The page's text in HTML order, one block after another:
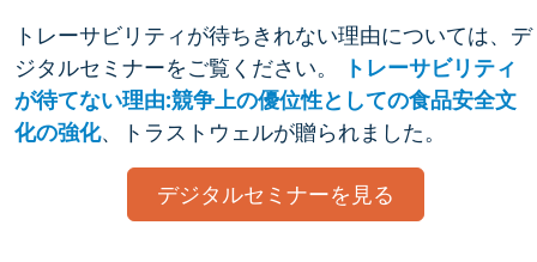
トレーサビリティが待ちきれない理由については、デ
ジタルセミナーをご覧ください。
トレーサビリティ
が待てない理由:競争上の優位性としての食品安全文
化の強化、トラストウェルが贈られました。
デジタルセミナーを見る